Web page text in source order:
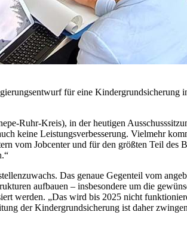
für eine Kindergrundsicherung
Ruhr-Kreis), in der heutigen
keine Leistungsverbesserung. Vielmehr
vom Jobcenter und für den größten Teil
Das genaue Gegenteil vom
aufbauen – insbesondere um die
werden. „Das wird bis 2025 nicht
der Kindergrundsicherung ist daher